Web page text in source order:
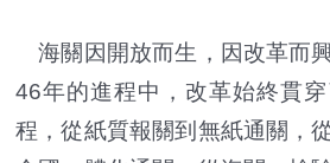
海關因開放而生，因改革而
46年的進程中，改革始終貫
程，從紙質報關到無紙通關，